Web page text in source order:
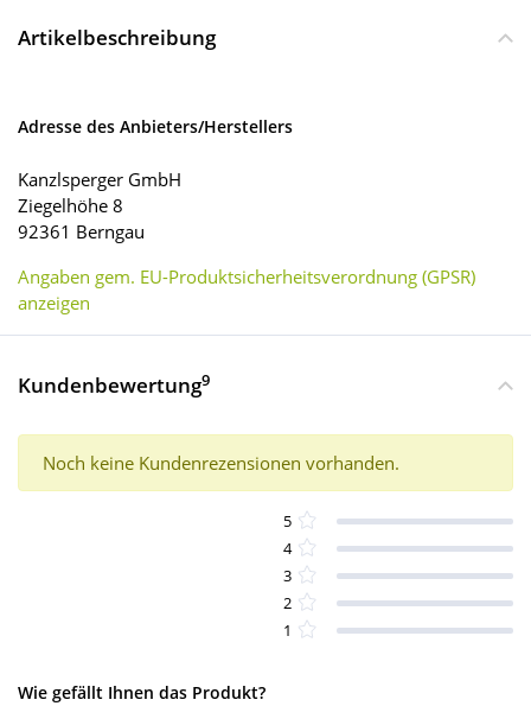
Artikelbeschreibung
Adresse des Anbieters/Herstellers
Kanzlsperger GmbH
Ziegelhöhe 8
92361 Berngau
Angaben gem. EU-Produktsicherheitsverordnung (GPSR)
anzeigen
Kundenbewertung9
Noch keine Kundenrezensionen vorhanden.
5
4
3
2
1
Wie gefällt Ihnen das Produkt?